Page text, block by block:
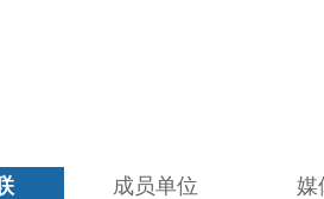
成员单位 媒